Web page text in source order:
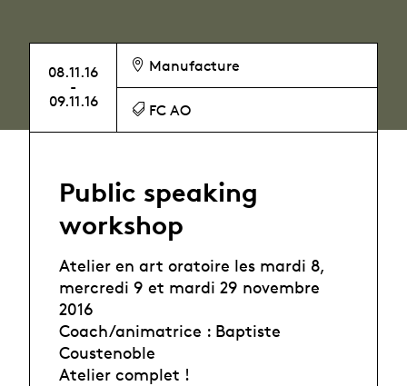
08.11.16
-
09.11.16
Manufacture
FC AO
Public speaking
workshop
Atelier en art oratoire les mardi 8,
mercredi 9 et mardi 29 novembre
2016
Coach/animatrice : Baptiste
Coustenoble
Atelier complet !